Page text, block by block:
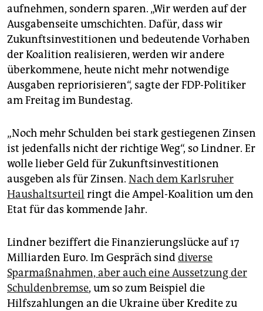
abo
genossenschaft
epaper login
aufnehmen, sondern sparen. „Wir werden auf der
Ausgabenseite umschichten. Dafür, dass wir
Zukunftsinvestitionen und bedeutende Vorhaben
der Koalition realisieren, werden wir andere
überkommene, heute nicht mehr notwendige
Ausgaben repriorisieren“, sagte der FDP-Politiker
am Freitag im Bundestag.
„Noch mehr Schulden bei stark gestiegenen Zinsen
ist jedenfalls nicht der richtige Weg“, so Lindner. Er
wolle lieber Geld für Zukunftsinvestitionen
ausgeben als für Zinsen. Nach dem Karlsruher
Haushaltsurteil ringt die Ampel-Koalition um den
Etat für das kommende Jahr.
Lindner beziffert die Finanzierungslücke auf 17
Milliarden Euro. Im Gespräch sinddiverse
Sparmaßnahmen, aber auch eine Aussetzung der
Schuldenbremse, um so zum Beispiel die
Hilfszahlungen an die Ukraine über Kredite zu